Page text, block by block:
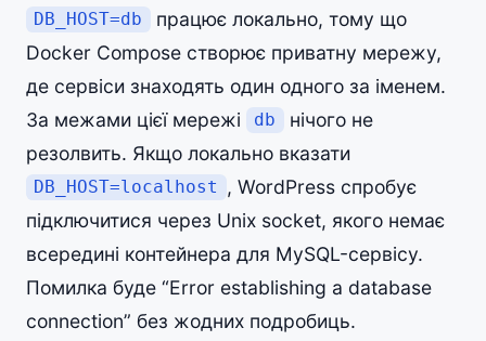
DB_HOST=db
працює локально, тому що
Docker Compose створює приватну мережу,
де сервіси знаходять один одного за іменем.
За межами цієї мережі
db
нічого не
резолвить. Якщо локально вказати
DB_HOST=localhost
, WordPress спробує
підключитися через Unix socket, якого немає
всередині контейнера для MySQL-сервісу.
Помилка буде “Error establishing a database
connection” без жодних подробиць.